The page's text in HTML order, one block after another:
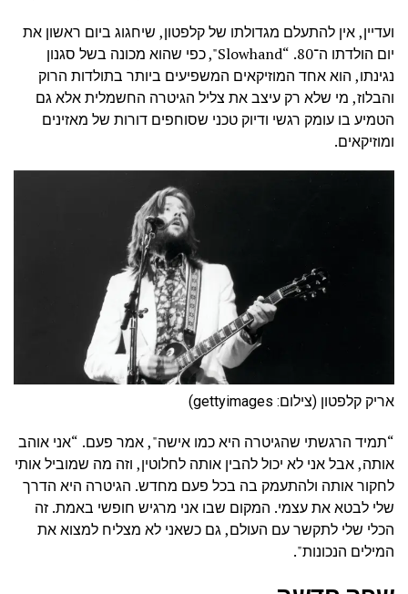
ועדיין, אין להתעלם מגדולתו של קלפטון, שיחגוג ביום ראשון את
יום הולדתו ה־80. “Slowhand", כפי שהוא מכונה בשל סגנון
נגינתו, הוא אחד המוזיקאים המשפיעים ביותר בתולדות הרוק
והבלוז, מי שלא רק עיצב את צליל הגיטרה החשמלית אלא גם
הטמיע בו עומק רגשי ודיוק טכני שסוחפים דורות של מאזינים
ומוזיקאים.
אריק קלפטון (צילום: gettyimages)
“תמיד הרגשתי שהגיטרה היא כמו אישה", אמר פעם. “אני אוהב
אותה, אבל אני לא יכול להבין אותה לחלוטין, וזה מה שמוביל אותי
לחקור אותה ולהתעמק בה בכל פעם מחדש. הגיטרה היא הדרך
שלי לבטא את עצמי. המקום שבו אני מרגיש חופשי באמת. זה
הכלי שלי לתקשר עם העולם, גם כשאני לא מצליח למצוא את
המילים הנכונות".